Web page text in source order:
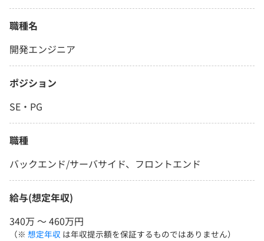
職種名
開発エンジニア
ポジション
SE・PG
職種
バックエンド/サーバサイド、フロントエンド
給与(想定年収)
340万 〜 460万円
（※ 想定年収 は年収提示額を保証するものではありません）